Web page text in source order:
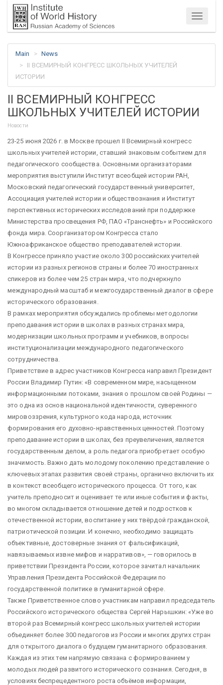
Menu
Main
News
II ВСЕМИРНЫЙ КОНГРЕСС ШКОЛЬНЫХ УЧИТЕЛЕЙ
ИСТОРИИ
II ВСЕМИРНЫЙ КОНГРЕСС
ШКОЛЬНЫХ УЧИТЕЛЕЙ ИСТОРИИ
Новости
23-25 июня 2026 г. в Москве прошел II Всемирный конгресс
школьных учителей истории, ставший знаковым событием для
педагогического сообщества. Основными организаторами
мероприятия выступили Институт всеобщей истории РАН,
Московский педагогический государственный университет,
Ассоциация учителей истории и обществознания и Институт
перспективных исторических исследований при поддержке
Министерства просвещения РФ, ПАО «Транснефть» и Российского
фонда мира. Соорганизатором Конгресса стало
Южноафриканское общество преподавателей истории.
В Конгрессе приняло участие около 300 российских учителей
истории из разных регионов страны и более 70 иностранных
спикеров из более чем 25 стран мира, что подчеркнуло
международный масштаб и межгосударственный диалог в сфере
исторического образования.
В рамках мероприятия обсуждались проблемы методологии
преподавания истории в школах в разных странах мира,
модернизации школьных программ и учебников, вопросы
институционализации международного педагогического
сотрудничества.
Приветствие в адрес участников Конгресса направил Президент
России Владимир Путин: «В современном мире, насыщенном
информационными потоками, знания о прошлом своей Родины —
это одна из основ национальной идентичности, суверенного
мировоззрения, культурного кода народа, источник
формирования его духовно-нравственных ценностей. Поэтому
преподавание истории в школах, без преувеличения, является
государственным делом, а роль педагога приобретает особую
значимость. Важно дать молодому поколению представление о
ключевых этапах развития своей страны, органично включить их
в контекст всеобщего исторического процесса. От того, как
учитель преподносит и оценивает те или иные события и факты,
во многом складывается отношение детей и подростков к
отечественной истории, воспитание у них твёрдой гражданской,
патриотической позиции. И конечно, необходимо защищать
объективные, достоверные знания от фальсификаций,
навязываемых извне мифов и нарративов», — говорилось в
приветствии Президента России, которое зачитал начальник
Управления Президента Российской Федерации по
государственной политике в гуманитарной сфере.
Также Приветственное слово участникам направил председатель
Российского исторического общества Сергей Нарышкин: «Уже во
второй раз Всемирный конгресс школьных учителей истории
объединяет более 300 педагогов из России и многих других стран
для открытого диалога о будущем гуманитарного образования.
Каждая из этих тем напрямую связана с формированием у
молодых людей развитого исторического сознания. Сегодня, в
условиях беспрецедентного роста объёмов информации,